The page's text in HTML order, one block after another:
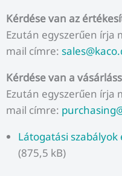
Kérdése van az
Ezután egyszerűen írja
mail címre:
Kérdése van a
Ezután egyszerűen írja
mail címre:
Látogatási
(875,5 kB)